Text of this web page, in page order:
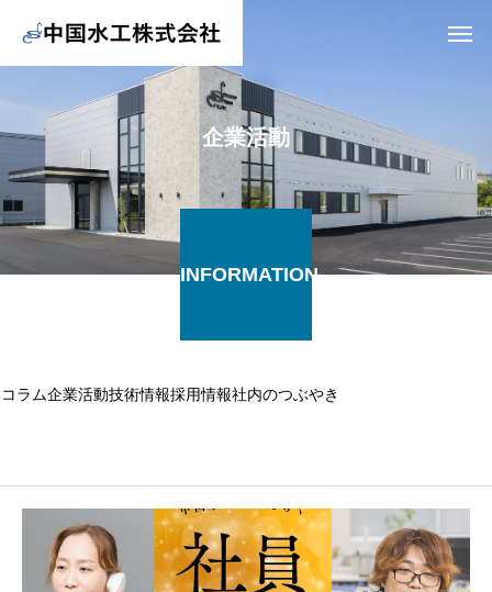
社会基盤と環境を未来へつなぐ
企業活動
INFORMATION
コラム企業活動技術情報採用情報社内のつぶやき